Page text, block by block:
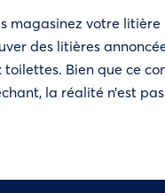
magasinez votre litière
des litières
Bien que ce
la réalité n’est